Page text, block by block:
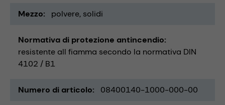
Mezzo polvere solidi
Normativa di protezione antincendio
resistente all fiamma secondo la normativa DIN
4102 / B1
Numero di articolo 08400140-1000-000-00